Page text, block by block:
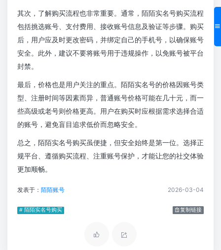
其次，了解购买流程也非常重要。通常，陌陌实名号购买流程
包括挑选账号、支付费用、接收账号信息及验证等步骤。购买
后，用户应及时更改密码，并绑定自己的手机号，以确保账号
安全。此外，建议不要将账号用于违规操作，以免账号被平台
封禁。
最后，价格也是用户关注的重点。陌陌实名号的价格因账号类
型、注册时间等因素而异，普通账号价格可能在几十元，而一
些高级或老号则价格更高。用户在购买时应根据需求选择合适
的账号，避免盲目追求低价而忽略安全。
总之，陌陌实名号购买虽便捷，但安全始终是第一位。选择正
规平台、遵循购买流程、注重账号保护，才能让您的社交体验
更加顺畅。
发表于： 陌陌账号 2026-03-04
# 陌陌实名号购买 复制链接